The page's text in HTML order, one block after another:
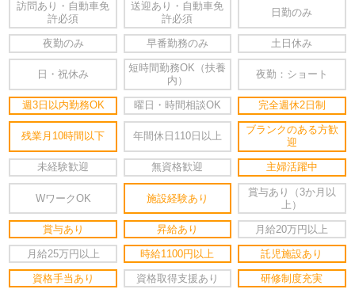
訪問あり・自動車免
許必須
送迎あり・自動車免
許必須
日勤のみ
夜勤のみ 早番勤務のみ 土日休み
日・祝休み
短時間勤務OK（扶養
内）
夜勤：ショート
週3日以内勤務OK 曜日・時間相談OK 完全週休2日制
残業月10時間以下 年間休日110日以上
ブランクのある方歓
迎
未経験歓迎 無資格歓迎 主婦活躍中
WワークOK 施設経験あり
賞与あり（3か月以
上）
賞与あり 昇給あり 月給20万円以上
月給25万円以上 時給1100円以上 託児施設あり
資格手当あり 資格取得支援あり 研修制度充実